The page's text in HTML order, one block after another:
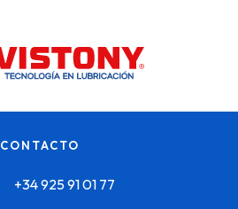
CONTACTO
+34 925 91 01 77